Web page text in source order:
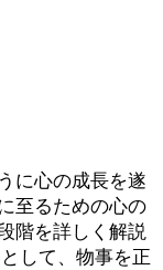
に心の成長を遂
至るための心の
階を詳しく解説
して、物事を正